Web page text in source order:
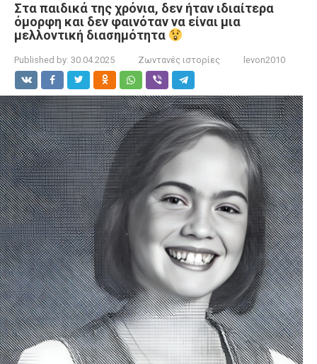
Στα παιδικά της χρόνια, δεν ήταν ιδιαίτερα
όμορφη και δεν φαινόταν να είναι μια
μελλοντική διασημότητα
Published by: 30.04.2025 Ζωντανές ιστορίες levon2010